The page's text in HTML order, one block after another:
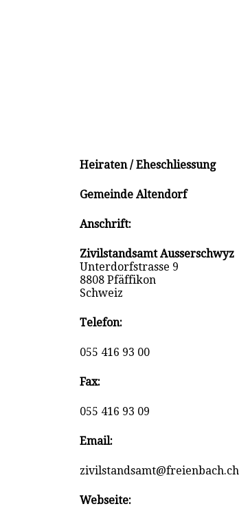
Heiraten / Eheschliessung
Gemeinde Altendorf
Anschrift:
Zivilstandsamt Ausserschwyz
Unterdorfstrasse 9
8808 Pfäffikon
Schweiz
Telefon:
055 416 93 00
Fax:
055 416 93 09
Email:
zivilstandsamt@freienbach.ch
Webseite: